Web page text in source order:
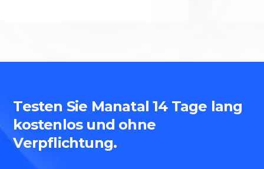
Testen Sie Manatal 14 Tage lang
kostenlos und ohne
Verpflichtung.